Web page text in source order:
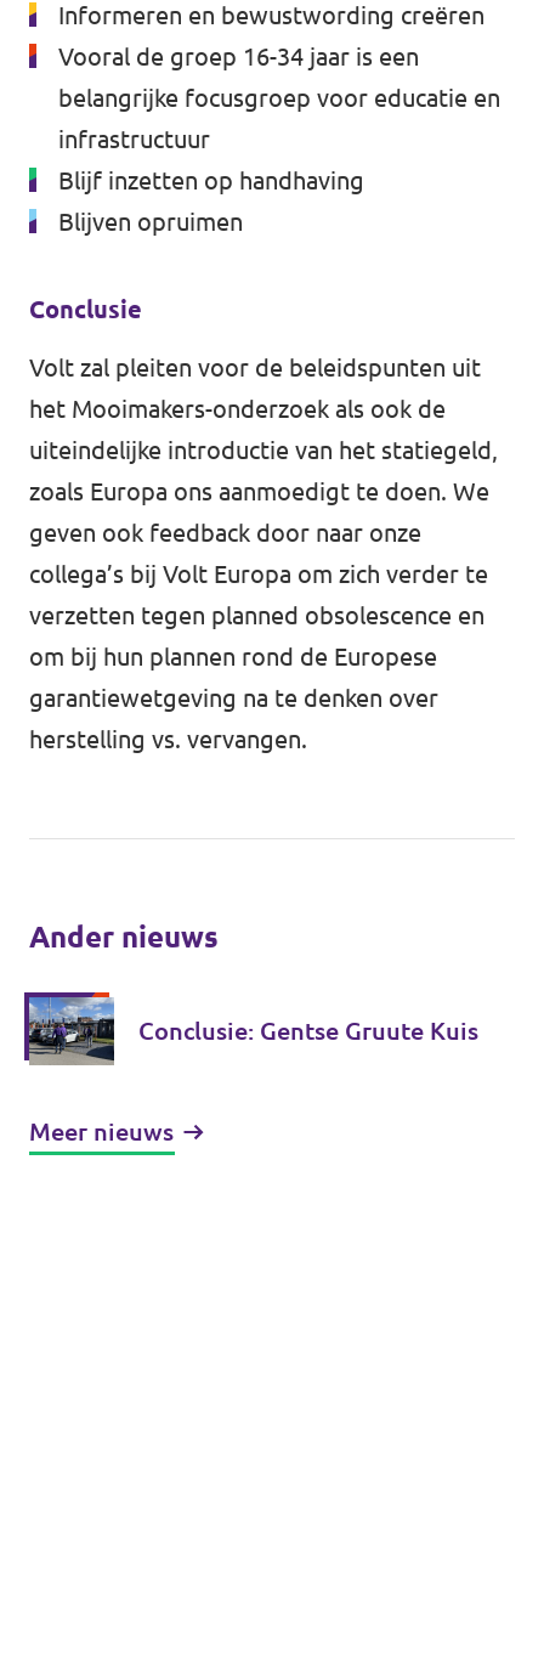
Informeren en bewustwording creëren
Vooral de groep 16-34 jaar is een
belangrijke focusgroep voor educatie en
infrastructuur
Blijf inzetten op handhaving
Blijven opruimen
Conclusie
Volt zal pleiten voor de beleidspunten uit
het Mooimakers-onderzoek als ook de
uiteindelijke introductie van het statiegeld,
zoals Europa ons aanmoedigt te doen. We
geven ook feedback door naar onze
collega’s bij Volt Europa om zich verder te
verzetten tegen planned obsolescence en
om bij hun plannen rond de Europese
garantiewetgeving na te denken over
herstelling vs. vervangen.
Ander nieuws
Conclusie: Gentse Gruute Kuis
Meer nieuws